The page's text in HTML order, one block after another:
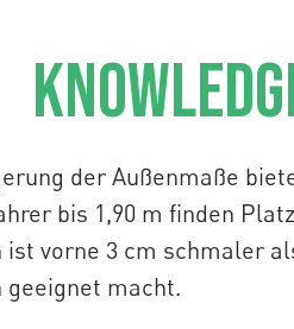
der Außenmaße
bis 1,90 m finden
ist vorne 3 cm schmaler
macht.